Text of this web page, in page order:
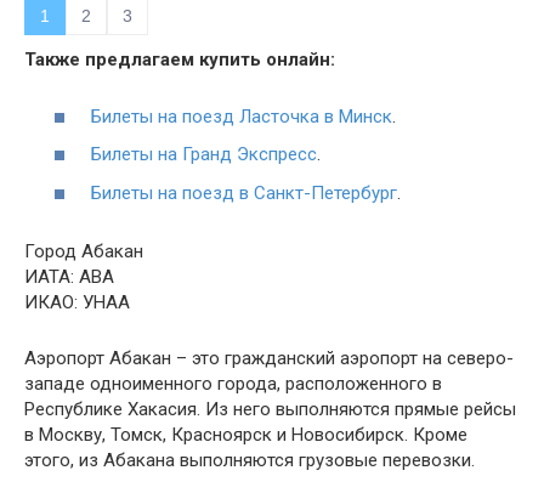
1 2 3
Также предлагаем купить онлайн:
Билеты на поезд Ласточка в Минск
Билеты на Гранд Экспресс.
Билеты на поезд в Санкт-Петербург
Город Абакан
ИАТА: АВА
ИКАО: УНАА
Аэропорт Абакан – это гражданский аэропорт на северо-
западе одноименного города, расположенного в
Республике Хакасия. Из него выполняются прямые рейсы
в Москву, Томск, Красноярск и Новосибирск. Кроме
этого, из Абакана выполняются грузовые перевозки.